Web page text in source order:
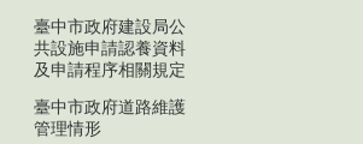
臺中市政府建設局公
共設施申請認養資料
及申請程序相關規定
臺中市政府道路維護
管理情形